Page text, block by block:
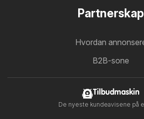
Partnerskap
Hvordan
B2B-sone
Tilbudmaskin
De nyeste kundeavisene på